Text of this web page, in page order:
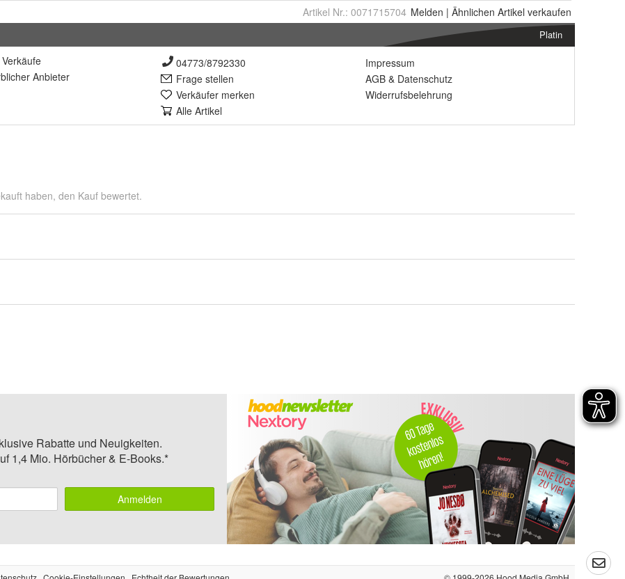
Artikel Nr.: 0071715704 Melden | Ähnlichen Artikel verkaufen
Platin
er Anbieter
04773/8792330
Frage stellen
Verkäufer merken
Alle Artikel
Impressum
AGB & Datenschutz
Widerrufsbelehrung
haben, den Kauf bewertet.
Rabatte und Neuigkeiten.
1,4 Mio. Hörbücher & E-Books.*
Anmelden